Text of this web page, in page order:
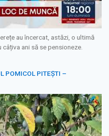
au încercat, astăzi, o ultimă
ani să se pensioneze.
POMICOL PITEȘTI –